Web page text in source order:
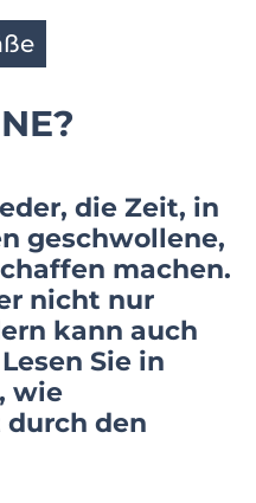
die Zeit, in
geschwollene,
machen.
nicht nur
kann auch
Sie in
wie
den